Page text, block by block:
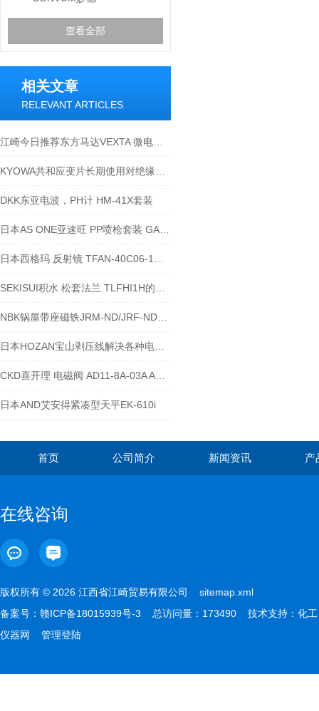
查看全部
相关文章
RELEVANT ARTICLES
DKK东亚电波，PH计 HM-41X套装
日本AND艾安得紧凑型天平EK-610i
首页 公司简介 新闻资讯 产
在线咨询
版权所有 © 2026 江西省江崎贸易有限公司 sitemap.xml
备案号： 赣ICP备18015939号-3 总访问量：173490 技术支持： 化工
仪器网
管理登陆